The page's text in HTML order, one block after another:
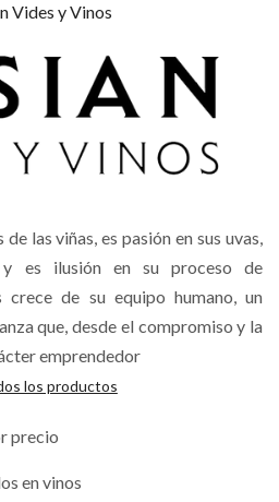
Vides y Vinos
las viñas, es pasión en sus uvas,
es ilusión en su proceso de
crece de su equipo humano, un
que, desde el compromiso y la
emprendedor
los productos
precio
en vinos